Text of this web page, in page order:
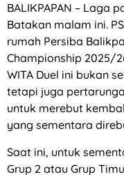
BALIKPAPAN – Laga
Batakan malam ini.
rumah Persiba
Championship 2025/
WITA Duel ini bukan
tetapi juga
untuk merebut
yang sementara
Saat ini, untuk
Grup 2 atau Grup